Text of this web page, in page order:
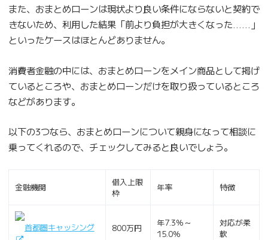
また、おまとめローンは現状より良い条件にならないと契約で
きないため、利用した結果「前より負担が大きくなった……」
といったケースはほとんどありません。
消費者金融の中には、おまとめローンをメイン商品として掲げ
ているところや、おまとめローンだけを取り扱っているところ
などがあります。
以下の3つなら、おまとめローンについて親身になって相談に
乗ってくれるので、チェックしてみると良いでしょう。
金融機関
借入上限
枠
年率 特徴
首都圏キャッシング 800万円
年7.3％～
15.0％
対応が柔
軟